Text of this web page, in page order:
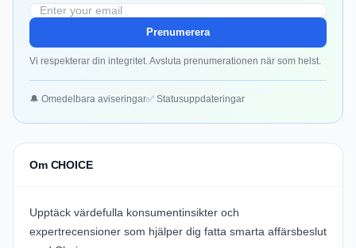
Prenumerera
Vi respekterar din integritet. Avsluta prenumerationen när som helst.
🔔 Omedelbara aviseringar✅ Statusuppdateringar
Om CHOICE
Upptäck värdefulla konsumentinsikter och
expertrecensioner som hjälper dig fatta smarta affärsbeslut